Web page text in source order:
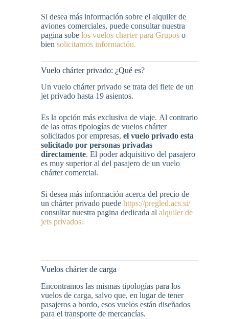
Si desea más información sobre el alquiler de
aviones comerciales, puede consultar nuestra
pagina sobe los vuelos charter para Grupos o
bien solicitarnos información.
Vuelo chárter privado: ¿Qué es?
Un vuelo chárter privado se trata del flete de un
jet privado hasta 19 asientos.
Es la opción más exclusiva de viaje. Al contrario
de las otras tipologías de vuelos chárter
solicitados por empresas, el vuelo privado esta
solicitado por personas privadas
directamente. El poder adquisitivo del pasajero
es muy superior al del pasajero de un vuelo
chárter comercial.
Si desea más información acerca del precio de
un chárter privado puede https://pregled.acs.si/
consultar nuestra pagina dedicada al alquiler de
jets privados.
Vuelos chárter de carga
Encontramos las mismas tipologías para los
vuelos de carga, salvo que, en lugar de tener
pasajeros a bordo, esos vuelos están diseñados
para el transporte de mercancías.